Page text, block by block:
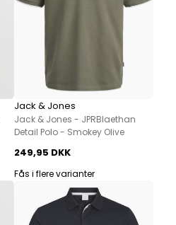
Jack & Jones
Jack & Jones - JPRBlaethan
Detail Polo - Smokey Olive
249,95 DKK
Fås i flere varianter